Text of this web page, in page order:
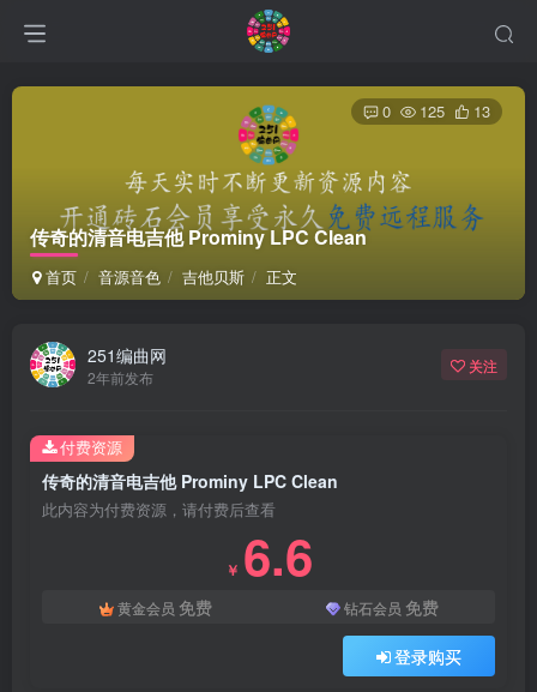
传奇的清音电吉他 Prominy LPC Clean
首页 音源音色 吉他贝斯 正文
0 125 13
251编曲网
2年前发布
关注
传奇的清音电吉他 Prominy LPC Clean
此内容为付费资源，请付费后查看
￥ 6.6
黄金会员 免费 钻石会员 免费
登录购买
付费资源